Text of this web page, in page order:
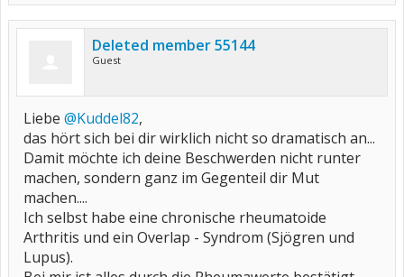
Deleted member 55144
Guest
Liebe @Kuddel82,
das hört sich bei dir wirklich nicht so dramatisch an...
Damit möchte ich deine Beschwerden nicht runter
machen, sondern ganz im Gegenteil dir Mut
machen....
Ich selbst habe eine chronische rheumatoide
Arthritis und ein Overlap - Syndrom (Sjögren und
Lupus).